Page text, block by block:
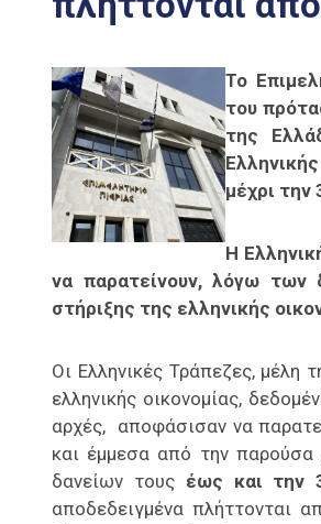
Το
του
της
μέχρι την
Η
να παρατείνουν, λόγω των
στήριξης της ελληνικής
Οι Ελληνικές Τράπεζες, μέλη
ελληνικής οικονομίας,
αρχές, αποφάσισαν να
και έμμεσα από την
δανείων τουςέως και την
αποδεδειγμένα πλήττονται